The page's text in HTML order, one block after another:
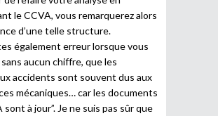
le CCVA, vous remarquerez alors
d’une telle structure.
également erreur lorsque vous
aucun chiffre, que les
accidents sont souvent dus aux
mécaniques… car les documents
sont à jour”. Je ne suis pas sûr que